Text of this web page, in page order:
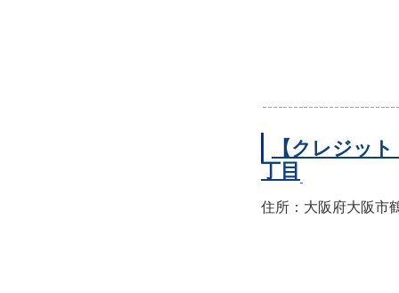
【クレジッ
丁目
住所：大阪府大阪市